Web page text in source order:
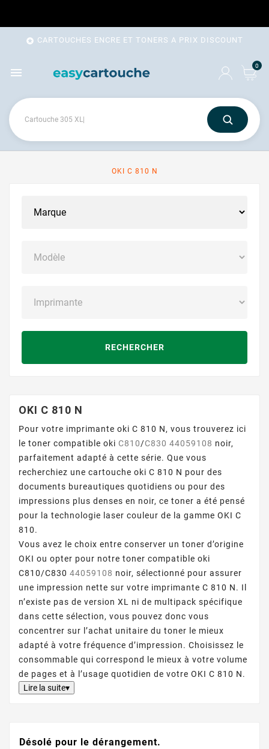
 CARTOUCHES ENCRE ET TONERS A PRIX DISCOUNT
 0
OKI C 810 N
RECHERCHER
OKI C 810 N
Pour votre imprimante oki C 810 N, vous trouverez ici
le toner compatible oki C810/C830 44059108 noir,
parfaitement adapté à cette série. Que vous
recherchiez une cartouche oki C 810 N pour des
documents bureautiques quotidiens ou pour des
impressions plus denses en noir, ce toner a été pensé
pour la technologie laser couleur de la gamme OKI C
810.
Vous avez le choix entre conserver un toner d’origine
OKI ou opter pour notre toner compatible oki
C810/C830 44059108 noir, sélectionné pour assurer
une impression nette sur votre imprimante C 810 N. Il
n’existe pas de version XL ni de multipack spécifique
dans cette sélection, vous pouvez donc vous
concentrer sur l’achat unitaire du toner le mieux
adapté à votre fréquence d’impression. Choisissez le
consommable qui correspond le mieux à votre volume
de pages et à l’usage quotidien de votre OKI C 810 N.
Lire la suite▾
Désolé pour le dérangement.